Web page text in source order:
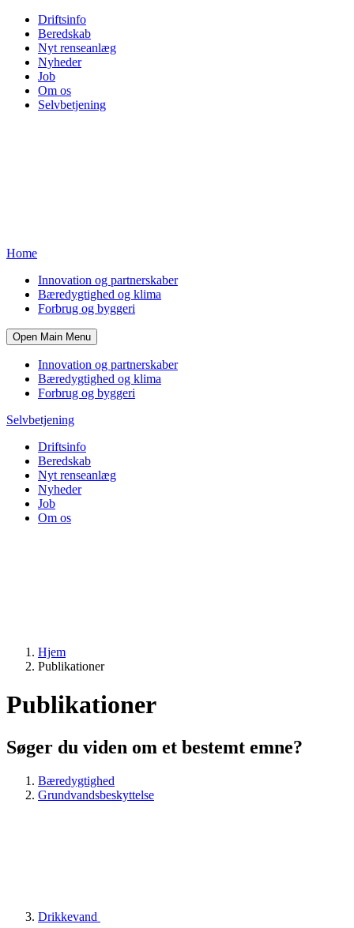
Driftsinfo
Beredskab
Nyt renseanlæg
Nyheder
Job
Om os
Selvbetjening
Home
Innovation og partnerskaber
Bæredygtighed og klima
Forbrug og byggeri
Open Main Menu
Innovation og partnerskaber
Bæredygtighed og klima
Forbrug og byggeri
Selvbetjening
Driftsinfo
Beredskab
Nyt renseanlæg
Nyheder
Job
Om os
Hjem
Publikationer
Publikationer
Søger du viden om et bestemt emne?
Bæredygtighed
Grundvandsbeskyttelse
Drikkevand